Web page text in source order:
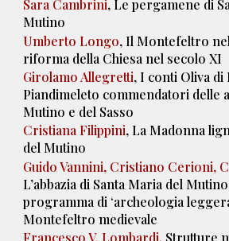
Sara Cambrini, Le pergamene di
Mutino
Umberto Longo, Il Montefeltro
riforma della Chiesa nel secolo XI
Girolamo Allegretti, I conti Oliva di
Piandimeleto commendatori delle
Mutino e del Sasso
Cristiana Filippini, La Madonna
del Mutino
Guido Vannini, Cristiano Cerioni,
L’abbazia di Santa Maria del
programma di ‘archeologia
Montefeltro medievale
Francesco V. Lombardi, Strutture